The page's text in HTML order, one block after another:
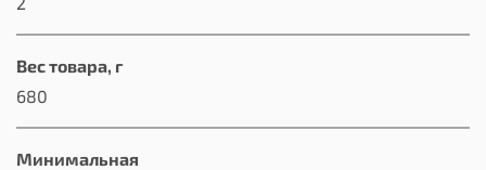
Вес товара, г
680
Минимальная